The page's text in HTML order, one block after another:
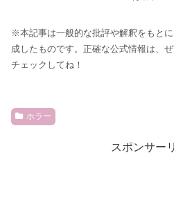
※本記事は一般的な批評や解釈をもと
成したものです。正確な公式情報は、
チェックしてね！
ホラー
スポンサー